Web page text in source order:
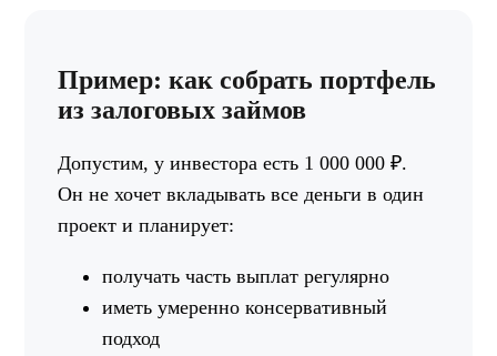
Пример: как собрать портфель
из залоговых займов
Допустим, у инвестора есть 1 000 000 ₽.
Он не хочет вкладывать все деньги в один
проект и планирует:
получать часть выплат регулярно
иметь умеренно консервативный
подход